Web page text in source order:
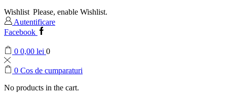
Wishlist Please, enable Wishlist.
Autentificare
Facebook
0 0,00 lei 0
0 Cos de cumparaturi
No products in the cart.